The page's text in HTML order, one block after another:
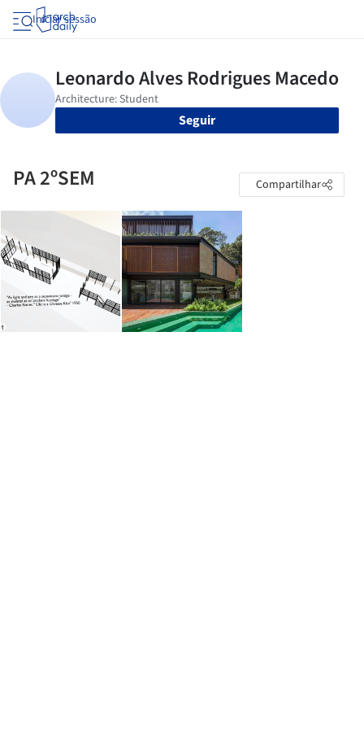
Iniciar sessão
Seguir
PA 2ºSEM Compartilhar